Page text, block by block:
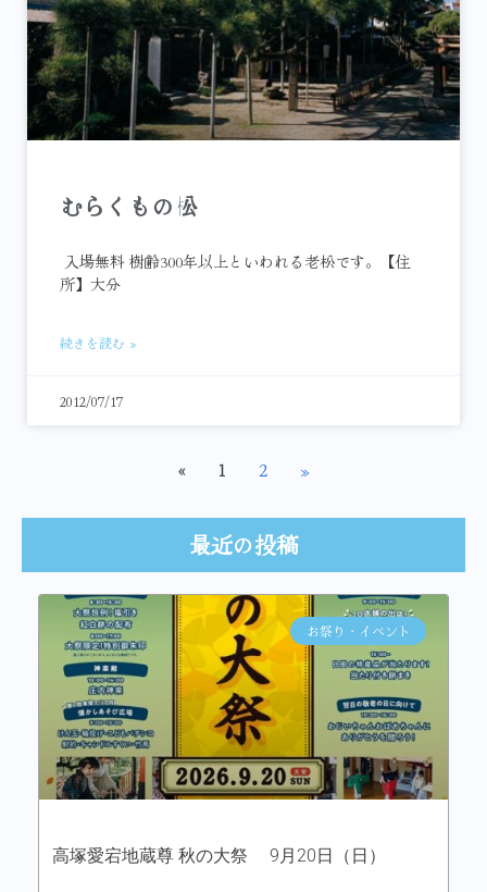
むらくもの松
入場無料 樹齢300年以上といわれる老松です。【住
所】大分
続きを読む »
2012/07/17
« 1 2 »
最近の投稿
お祭り・イベント
高塚愛宕地蔵尊 秋の大祭 9月20日（日）